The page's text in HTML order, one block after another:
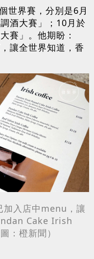
世界賽，分別是6月
酒大賽」；10月於
賽」。他期盼：
讓全世界知道，香
加入店中menu，讓
Cake Irish
：橙新聞）